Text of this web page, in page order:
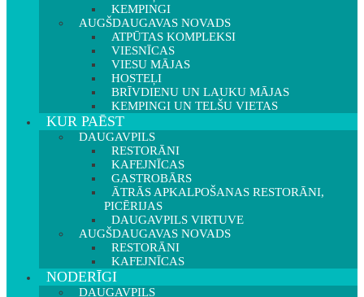
KEMPINGI
AUGŠDAUGAVAS NOVADS
ATPŪTAS KOMPLEKSI
VIESNĪCAS
VIESU MĀJAS
HOSTEĻI
BRĪVDIENU UN LAUKU MĀJAS
KEMPINGI UN TELŠU VIETAS
KUR PAĒST
DAUGAVPILS
RESTORĀNI
KAFEJNĪCAS
GASTROBĀRS
ĀTRĀS APKALPOŠANAS RESTORĀNI,
PICĒRIJAS
DAUGAVPILS VIRTUVE
AUGŠDAUGAVAS NOVADS
RESTORĀNI
KAFEJNĪCAS
NODERĪGI
DAUGAVPILS